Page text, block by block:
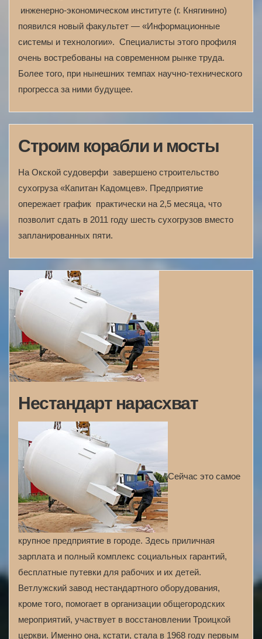
инженерно-экономическом институте (г. Княгинино)
появился новый факультет — «Информационные
системы и технологии». Специалисты этого профиля
очень востребованы на современном рынке труда.
Более того, при нынешних темпах научно-технического
прогресса за ними будущее.
Строим корабли и мосты
На Окской судоверфи завершено строительство
сухогруза «Капитан Кадомцев». Предприятие
опережает график практически на 2,5 месяца, что
позволит сдать в 2011 году шесть сухогрузов вместо
запланированных пяти.
Нестандарт нарасхват
Сейчас это самое
крупное предприятие в городе. Здесь приличная
зарплата и полный комплекс социальных гарантий,
бесплатные путевки для рабочих и их детей.
Ветлужский завод нестандартного оборудования,
кроме того, помогает в организации общегородских
мероприятий, участвует в восстановлении Троицкой
церкви. Именно она, кстати, стала в 1968 году первым